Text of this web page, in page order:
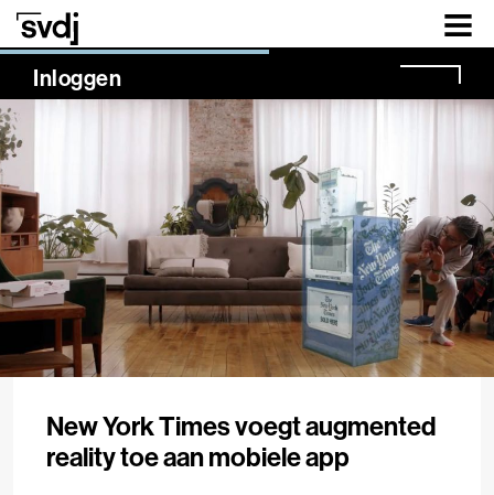
Naar hoofdinhoud
Inloggen
NaN%
New York Times voegt augmented
reality toe aan mobiele app